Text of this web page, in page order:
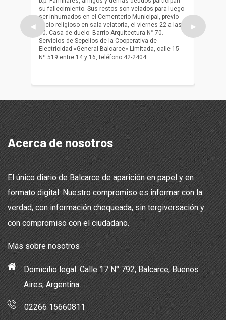
◀
su fallecimiento. Sus restos son velados para luego
ser inhumados en el Cementerio Municipal, previo
oficio religioso en sala velatoria, el viernes 22 a las
10. Casa de duelo: Barrio Arquitectura N° 70.
Servicios de Sepelios de la Cooperativa de
Electricidad «General Balcarce» Limitada, calle 15
Nº 519 entre 14 y 16, teléfono 42-2404.
ser
oficio
▶
Acerca de nosotros
El único diario de Balcarce de aparición en papel y en
formato digital. Nuestro compromiso es informar con la
verdad, con información chequeada, sin tergiversación y
con compromiso con el ciudadano.
Más sobre nosotros
Domicilio legal: Calle 17 N° 792, Balcarce, Buenos
Aires, Argentina
02266 15660811